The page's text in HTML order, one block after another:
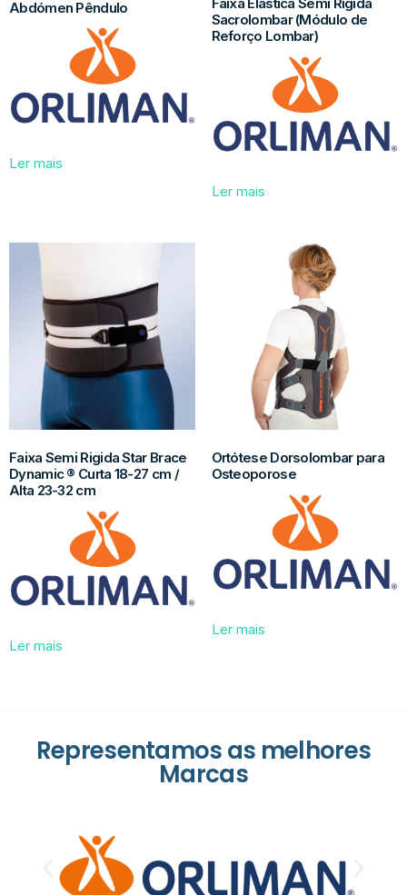
Abdómen Pêndulo
Ler mais
Sacrolombar (Módulo de
Reforço Lombar)
Ler mais
Faixa Semi Rigida Star Brace
Dynamic ® Curta 18-27 cm /
Alta 23-32 cm
Ler mais
Ortótese Dorsolombar para
Osteoporose
Ler mais
Representamos as melhores
Marcas